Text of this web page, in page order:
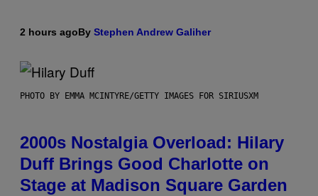
2 hours agoBy Stephen Andrew Galiher
PHOTO BY EMMA MCINTYRE/GETTY IMAGES FOR SIRIUSXM
2000s Nostalgia Overload: Hilary
Duff Brings Good Charlotte on
Stage at Madison Square Garden